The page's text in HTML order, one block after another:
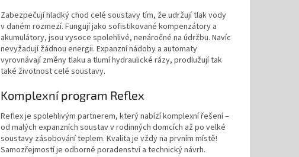
Zabezpečují hladký chod celé soustavy tím, že udržují tlak vody
v daném rozmezí. Fungují jako sofistikované kompenzátory a
akumulátory, jsou vysoce spolehlivé, nenáročné na údržbu. Navíc
nevyžadují žádnou energii. Expanzní nádoby a automaty
vyrovnávají změny tlaku a tlumí hydraulické rázy, prodlužují tak
také životnost celé soustavy.
Komplexní program Reflex
Reflex je spolehlivým partnerem, který nabízí komplexní řešení –
od malých expanzních soustav v rodinných domcích až po velké
soustavy zásobování teplem. Kvalita je vždy na prvním místě!
Samozřejmostí je odborné poradenství a technický návrh.